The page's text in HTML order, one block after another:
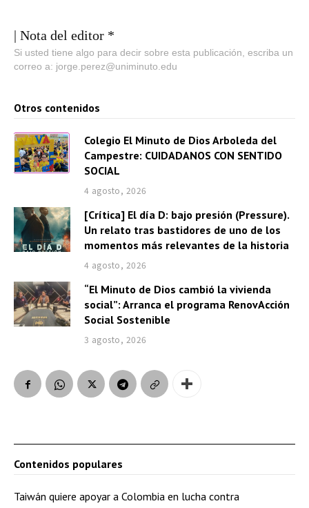
| Nota del editor *
Si usted tiene algo para decir sobre esta publicación, escriba un
correo a: jorge.perez@uniminuto.edu
Otros contenidos
Colegio El Minuto de Dios Arboleda del
Campestre: CUIDADANOS CON SENTIDO
SOCIAL
4 agosto, 2026
[Crítica] El día D: bajo presión (Pressure).
Un relato tras bastidores de uno de los
momentos más relevantes de la historia
4 agosto, 2026
“El Minuto de Dios cambió la vivienda
social”: Arranca el programa RenovAcción
Social Sostenible
3 agosto, 2026
Contenidos populares
Taiwán quiere apoyar a Colombia en lucha contra